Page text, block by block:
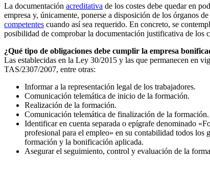
La documentación acreditativa de los costes debe quedar en
empresa y, únicamente, ponerse a disposición de los órganos
competentes cuando así sea requerido. En concreto, se
posibilidad de comprobar la documentación justificativa de los
¿Qué tipo de obligaciones debe cumplir la empresa
Las establecidas en la Ley 30/2015 y las que permanecen en
TAS/2307/2007, entre otras:
Informar a la representación legal de los trabajadores.
Comunicación telemática de inicio de la formación.
Realización de la formación.
Comunicación telemática de finalización de la formación.
Identificar en cuenta separada o epígrafe denominado
profesional para el empleo» en su contabilidad todos los
formación y la bonificación aplicada.
Asegurar el seguimiento, control y evaluación de la